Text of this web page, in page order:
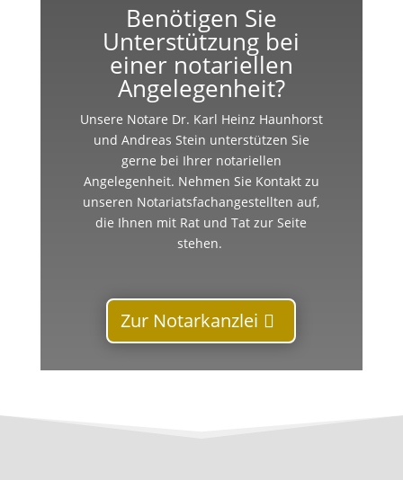
Benötigen Sie
Unterstützung bei
einer notariellen
Angelegenheit?
Unsere Notare Dr. Karl Heinz Haunhorst
und Andreas Stein unterstützen Sie
gerne bei Ihrer notariellen
Angelegenheit. Nehmen Sie Kontakt zu
unseren Notariatsfachangestellten auf,
die Ihnen mit Rat und Tat zur Seite
stehen.
Zur Notarkanzlei